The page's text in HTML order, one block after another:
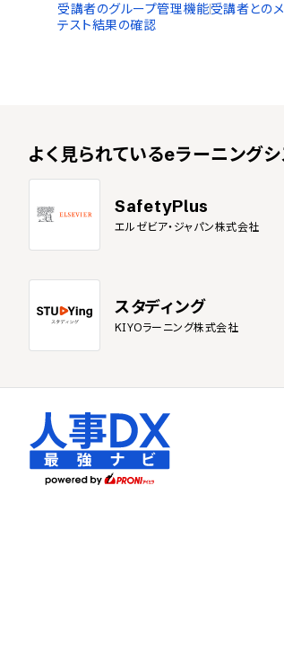
受講者のグループ管理機能受講者との
テスト結果の確認
よく見られているeラーニング
SafetyPlus
エルゼビア・ジャパン株式会社
スタディング
KIYOラーニング株式会社